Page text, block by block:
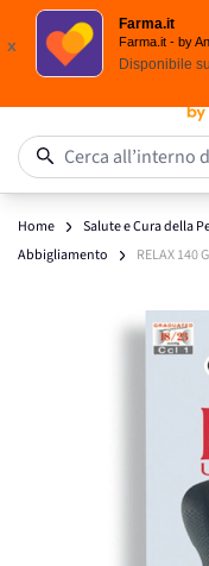
x
Farma.it
Farma.it - by
Disponibile su
Salta al contenuto
Cerca all’interno
Home Salute e Cura della
Abbigliamento
RELAX 140
Click to view image in